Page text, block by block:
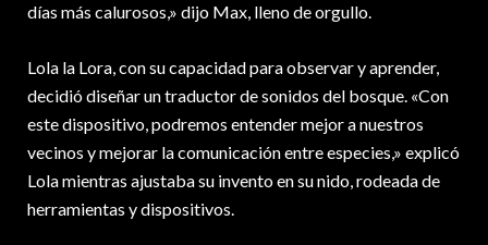
días más calurosos,» dijo Max, lleno de orgullo.
Lola la Lora, con su capacidad para observar y aprender,
decidió diseñar un traductor de sonidos del bosque. «Con
este dispositivo, podremos entender mejor a nuestros
vecinos y mejorar la comunicación entre especies,» explicó
Lola mientras ajustaba su invento en su nido, rodeada de
herramientas y dispositivos.